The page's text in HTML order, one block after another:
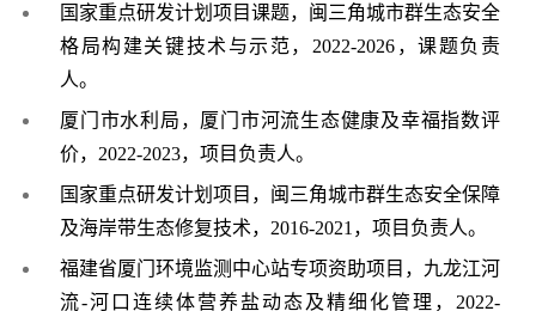
国家重点研发计划 项目课题， 闽三角城市群生态安全
格局构建关键技术与示范， 2022-2026 ，课题负责
人。
厦门市水利局，厦门市河流生态健康及幸福指数评
价， 2022-2023，项目 负责人。
国家重点研发计划项目，闽三角城市群生态安全保障
及海岸带生态修复技术， 2016-2021，项目负责人。
福建省厦门环境监测中心站专项资助项目，九龙江河
流-河口连续体营养盐动态及精细化管理， 2022-